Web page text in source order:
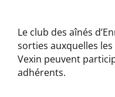
Le club des aînés
sorties auxquelles les
Vexin peuvent
adhérents.